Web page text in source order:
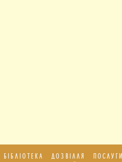
БІБЛІОТЕКА ДОЗВІЛЛЯ ПОСЛУГИ